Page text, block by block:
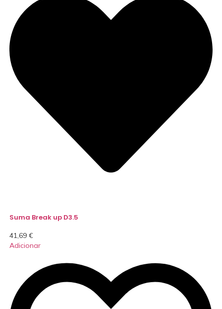
Suma Break up D3.5
41,69 €
Adicionar